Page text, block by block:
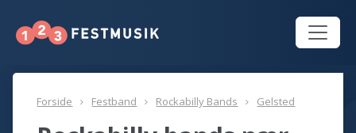
Forside Festband Rockabilly Bands Gelsted